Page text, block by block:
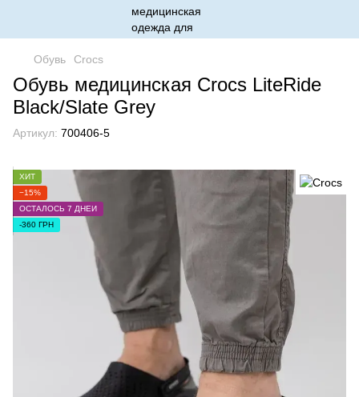
Обувь Crocs
Обувь медицинская Crocs LiteRide
Black/Slate Grey
Артикул: 700406-5
ХИТ
−15%
ОСТАЛОСЬ 7 ДНЕЙ
-360 ГРН